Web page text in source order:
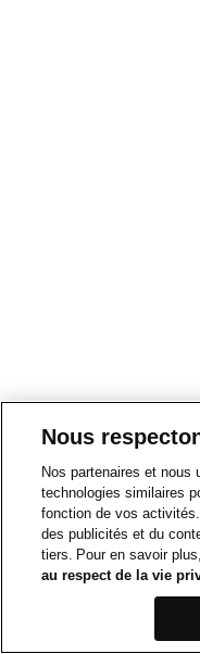
Nous
Nos partenaires et nous
technologies similaires
fonction de vos
des publicités et du
tiers. Pour en savoir
au respect de la vie